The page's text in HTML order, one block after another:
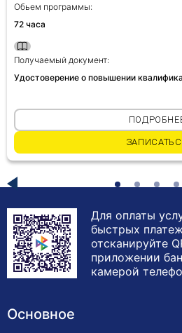
Обьем программы:
72 часа
Получаемый документ:
Удостоверение о повышении
Для оплаты
быстрых
отсканируйте
приложении
камерой
Основное